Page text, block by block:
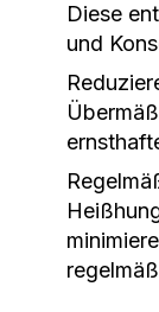
Diese
und